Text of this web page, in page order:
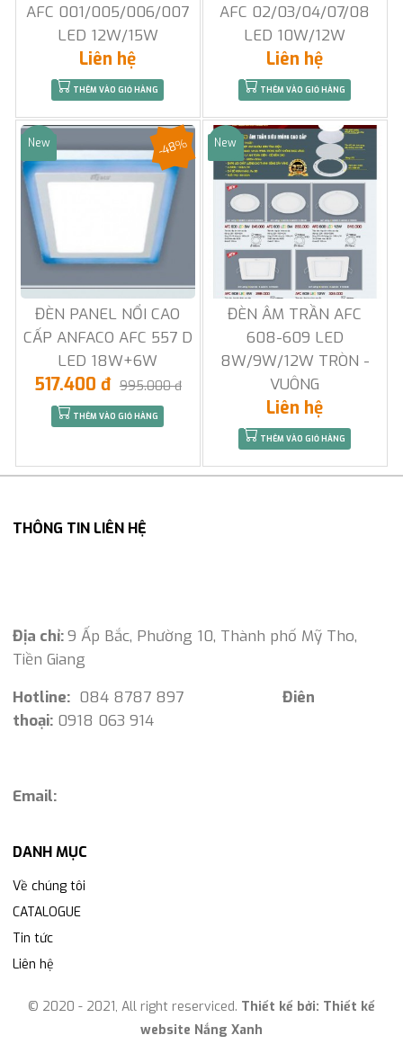
AFC 001/005/006/007
LED 12W/15W
Liên hệ
THÊM VÀO GIỎ HÀNG
AFC 02/03/04/07/08
LED 10W/12W
Liên hệ
THÊM VÀO GIỎ HÀNG
Sale
New
ĐÈN PANEL NỔI CAO
CẤP ANFACO AFC 557 D
LED 18W+6W
-48%
517.400 đ 995.000 đ
THÊM VÀO GIỎ HÀNG
Sale
New
ĐÈN ÂM TRẦN AFC
608-609 LED
8W/9W/12W TRÒN -
VUÔNG
Liên hệ
THÊM VÀO GIỎ HÀNG
THÔNG TIN LIÊN HỆ
Địa chỉ:9 Ấp Bắc, Phường 10, Thành phố Mỹ Tho,
Tiền Giang
Hotline: 084 8787 897 Điên
thoại: 0918 063 914
Email:
DANH MỤC
Về chúng tôi
CATALOGUE
Tin tức
Liên hệ
© 2020 - 2021, All right reserviced. Thiết kế bởi: Thiết kế
website Nắng Xanh